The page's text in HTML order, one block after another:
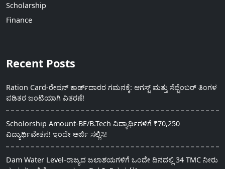
Scholarship
Finance
Recent Posts
Ration Card-ರೇಷನ್ ಕಾರ್ಡ್‍ದಾರರ ಗಮನಕ್ಕೆ: ಆಗಸ್ಟ್ ಮತ್ತು ಸೆಪ್ಟೆಂಬರ್ ತಿಂಗಳ
ಪಡಿತರ ಜಂಟಿಯಾಗಿ ವಿತರಣೆ!
Scholorship Amount-BE/B.Tech ವಿದ್ಯಾರ್ಥಿಗಳಿಗೆ ₹70,250
ವಿದ್ಯಾರ್ಥಿವೇತನ! ಇಂದೇ ಅರ್ಜಿ ಸಲ್ಲಿಸಿ!
Dam Water Level-ರಾಜ್ಯದ ಜಲಾಶಯಗಳಿಗೆ ಒಂದೇ ದಿನದಲ್ಲಿ 34 TMC ನೀರು